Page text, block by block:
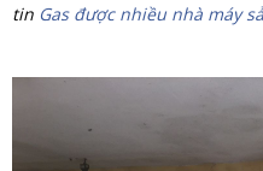
tin Gas được nhiều nhà máy